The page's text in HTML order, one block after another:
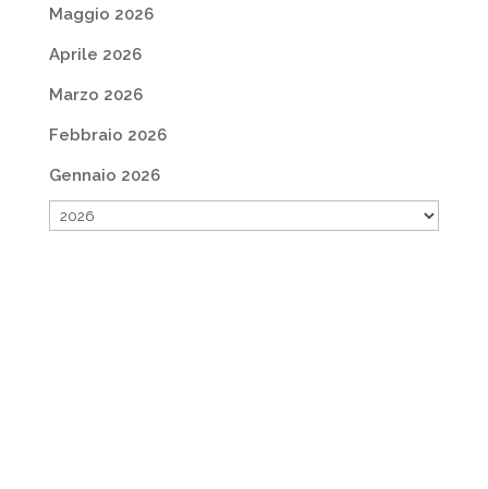
Maggio 2026
Aprile 2026
Marzo 2026
Febbraio 2026
Gennaio 2026